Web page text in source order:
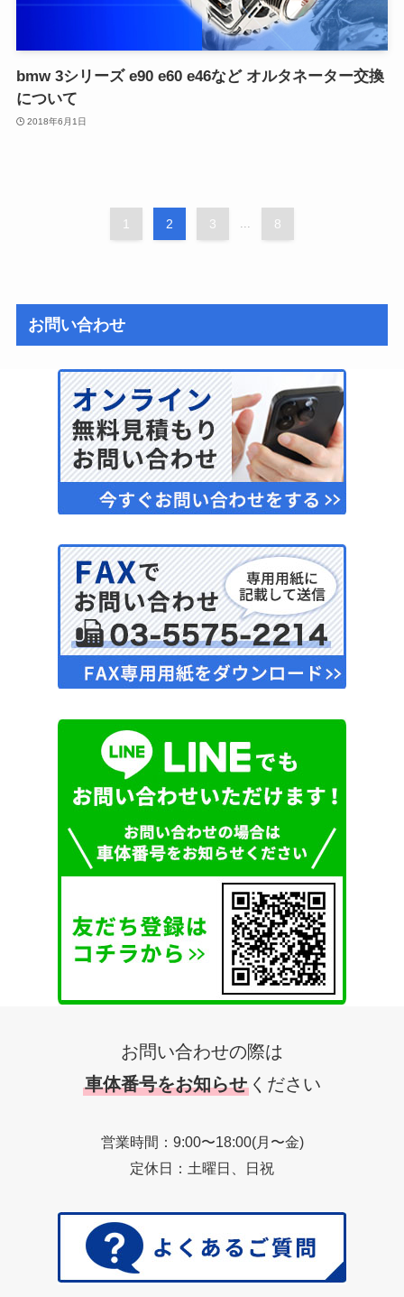
bmw 3シリーズ e90 e60 e46など オルタネーター交換
について
2018年6月1日
1 2 3 ... 8
お問い合わせ
お問い合わせの際は
車体番号をお知らせ ください
営業時間：9:00〜18:00(月〜金)
定休日：土曜日、日祝